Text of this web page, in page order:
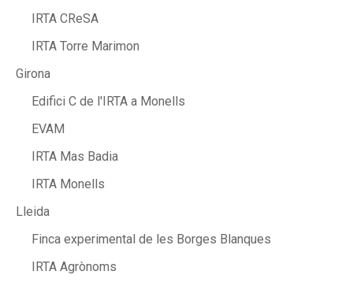
IRTA CReSA
IRTA Torre Marimon
Girona
Edifici C de l'IRTA a Monells
EVAM
IRTA Mas Badia
IRTA Monells
Lleida
Finca experimental de les Borges Blanques
IRTA Agrònoms